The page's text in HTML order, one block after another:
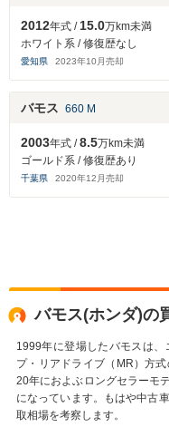
2012年式 /15.0万km未満
ホワイト系 / 修復歴なし
愛知県 2023年10 月売却
バモス 660 M
2003年式 /8.5万km未満
ゴールド系 / 修復歴あり
千葉県 2020年12 月売却
バモス(ホンダ)の
1999年に登場したバモスは
プ・リアドライブ（MR）方
20年におよぶロングセラーモ
になっています。もはや中古
取相場を考察します。